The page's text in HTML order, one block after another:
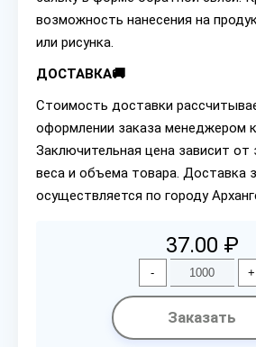
возможность нанесения на
или рисунка.
ДОСТАВКА🚚
Стоимость доставки
оформлении заказа менеджером
Заключительная цена зависит
веса и объема товара. Доставка
осуществляется по городу
37.00 ₽
- +
Заказать